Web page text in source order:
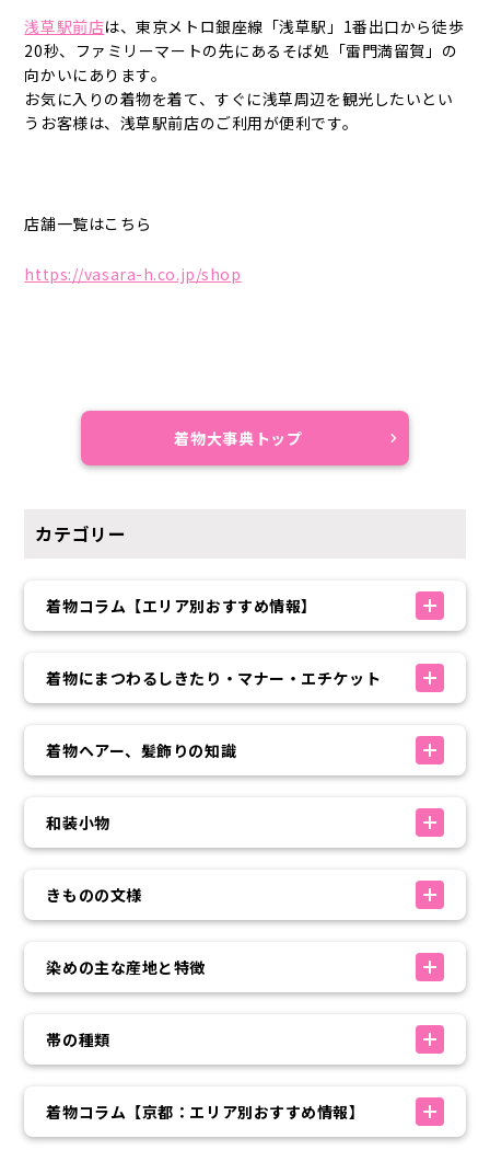
浅草駅前店は、東京メトロ銀座線「浅草駅」1番出口から徒歩
20秒、ファミリーマートの先にあるそば処「雷門満留賀」の
向かいにあります。
お気に入りの着物を着て、すぐに浅草周辺を観光したいとい
うお客様は、浅草駅前店のご利用が便利です。
店舗一覧はこちら
https://vasara-h.co.jp/shop
着物大事典トップ
カテゴリー
着物コラム【エリア別おすすめ情報】
着物にまつわるしきたり・マナー・エチケット
着物ヘアー、髪飾りの知識
和装小物
きものの文様
染めの主な産地と特徴
帯の種類
着物コラム【京都：エリア別おすすめ情報】